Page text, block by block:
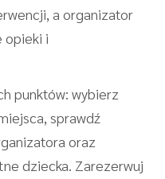
a organizator
opieki i
punktów: wybierz
sprawdź
oraz
dziecka. Zarezerwuj